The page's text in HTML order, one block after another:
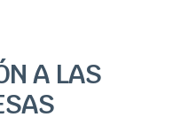
A LAS